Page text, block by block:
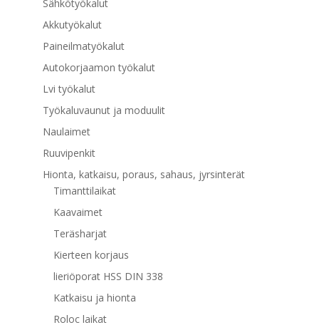
Sähkötyökalut
Akkutyökalut
Paineilmatyökalut
Autokorjaamon työkalut
Lvi työkalut
Työkaluvaunut ja moduulit
Naulaimet
Ruuvipenkit
Hionta, katkaisu, poraus, sahaus, jyrsinterät
Timanttilaikat
Kaavaimet
Teräsharjat
Kierteen korjaus
lieriöporat HSS DIN 338
Katkaisu ja hionta
Roloc laikat